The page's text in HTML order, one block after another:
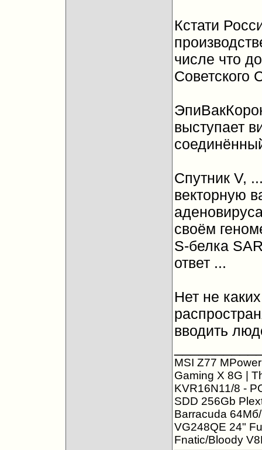
Кстати
числе что
Советского
выступает
Спутник V,
векторную
своём
S-белка
ответ ...
Нет не
вводить
MSI Z77
Gaming X 8G |
KVR16N11/8 -
SDD 256Gb
Barracuda
VG248QE 24"
Fnatic/Bloody